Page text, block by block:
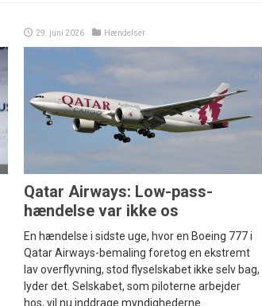
29. juni 2026 Hændelser
Qatar Airways: Low-pass-
hændelse var ikke os
En hændelse i sidste uge, hvor en Boeing 777 i
Qatar Airways-bemaling foretog en ekstremt
lav overflyvning, stod flyselskabet ikke selv bag,
lyder det. Selskabet, som piloterne arbejder
hos, vil nu inddrage myndighederne.